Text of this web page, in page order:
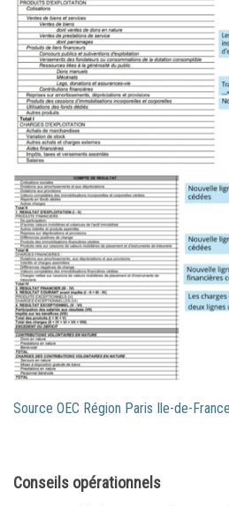
Source OEC Région Paris Ile-de-France
Conseils opérationnels